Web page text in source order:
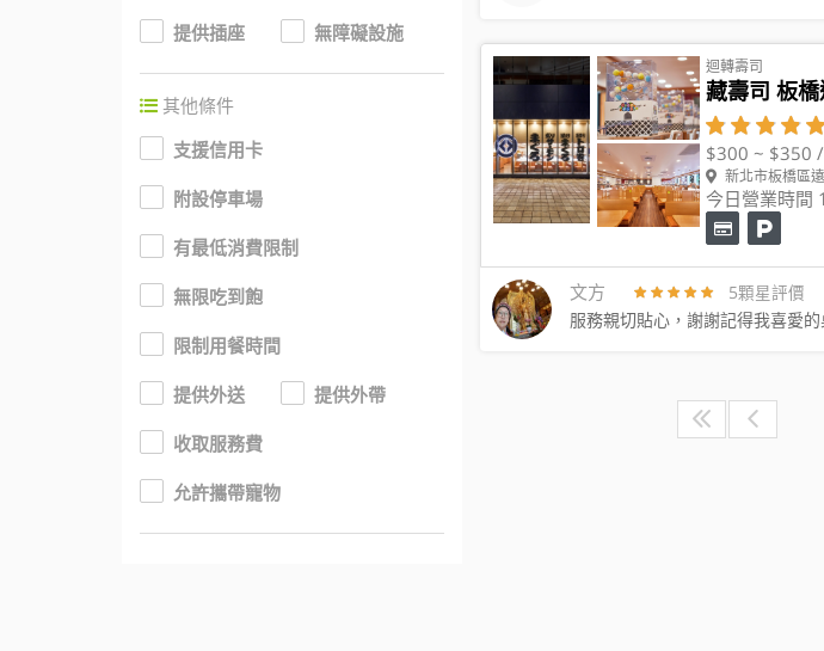
提供插座 無障礙設施
其他條件
支援信用卡
附設停車場
有最低消費限制
無限吃到飽
限制用餐時間
提供外送 提供外帶
收取服務費
允許攜帶寵物
迴轉壽司
藏壽司 板
$300 ~ $350
新北市板橋區
今日營業時間
文方 5顆星評價
服務親切貼心，謝謝記得我喜愛的